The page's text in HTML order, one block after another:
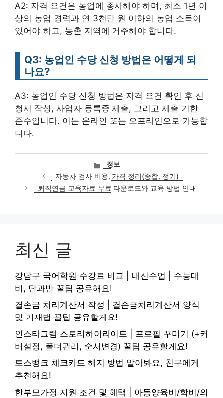
A2: 자격 요건은 농업에 종사해야 하며, 최소 1년 이
상의 농업 경력과 연 3천만 원 이하의 농업 소득이
있어야 하고, 농촌 지역에 거주해야 합니다.
Q3: 농업인 수당 신청 방법은 어떻게 되
나요?
A3: 농업인 수당 신청 방법은 자격 요건 확인 후 신
청서 작성, 사업자 등록증 제출, 그리고 제출 기한
준수입니다. 이는 온라인 또는 오프라인으로 가능합
니다.
카
테
고
리
정보
자동차 검사 비용, 가격 정리(종합, 정기)
퇴직연금 교육자료 무료 다운로드와 교육 방법 안내
최신 글
강남구 국어학원 수강료 비교 | 내신수업 | 수능대
비, 단과반 꿀팁 공유해요!
결손금 처리계산서 작성 | 결손금처리계산서 양식
및 기재법 꿀팁 공유할게요!
인스타그램 스토리하이라이트 | 프로필 꾸미기 (+커
버설정, 폴더관리, 순서변경) 꿀팁 공유할게요!
토스뱅크 체크카드 해지 방법 알아봐요, 친구에게
추천해요!
한부모가정 지원 조건 및 혜택 | 아동양육비/학비/의